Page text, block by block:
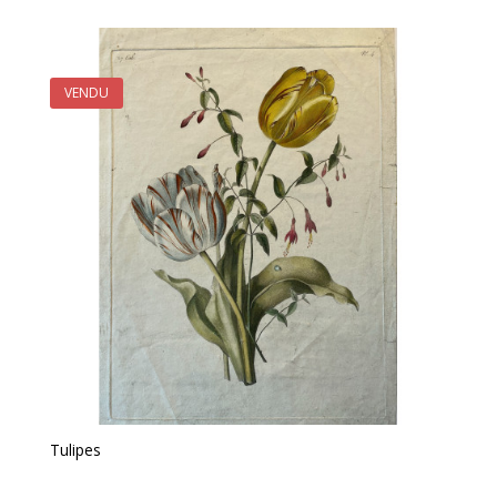
Tulipes
VENDU